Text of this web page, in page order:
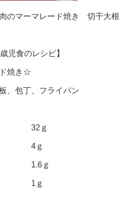
マーマレード焼き 切干大根
児食のレシピ】
焼き☆
、包丁、フライパン
32ｇ
ム 4ｇ
1.6ｇ